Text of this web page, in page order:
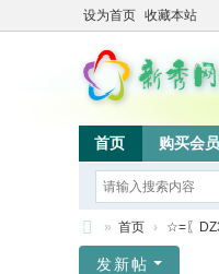
设为首页 收藏本站
首页 购买会员
» 首页 › ☆=〖
发新帖